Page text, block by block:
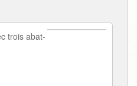
trois abat-